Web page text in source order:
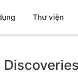
Thư viện